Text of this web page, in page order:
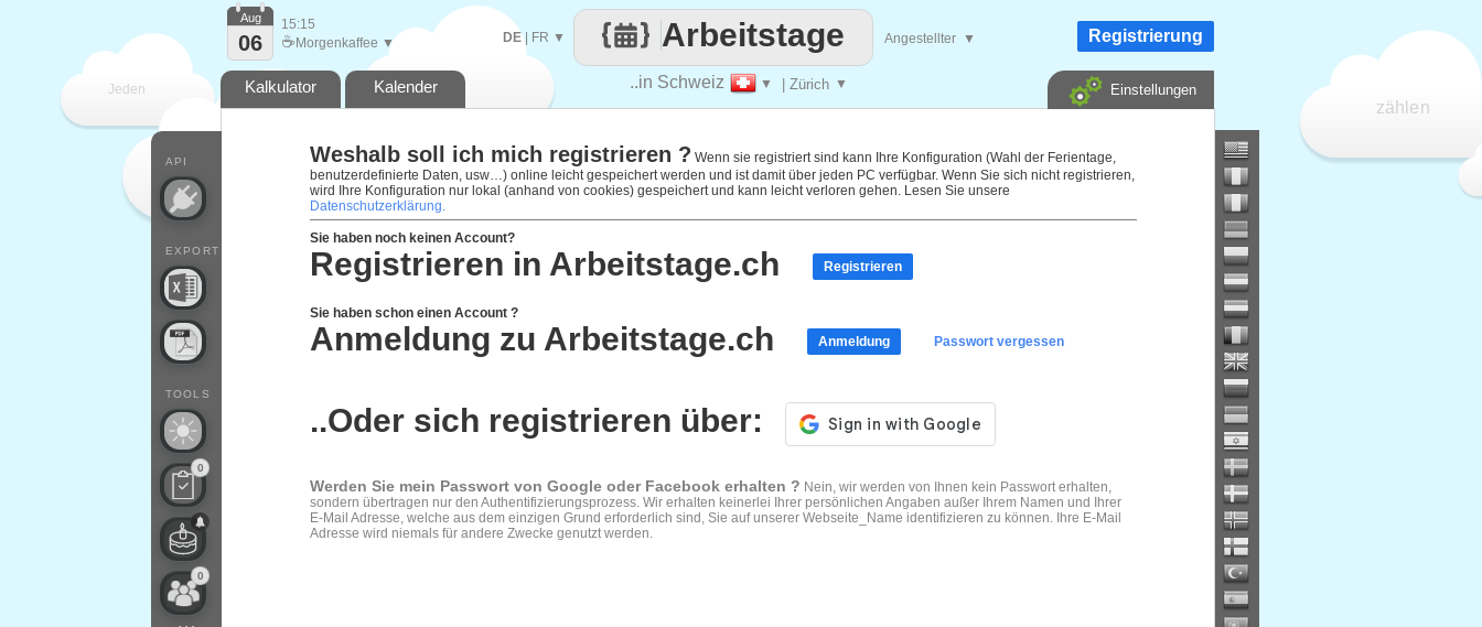
Jeden
zählen
..in Schweiz ▼ | Zürich ▼
Arbeitstage
DE| FR ▼ Angestellter ▼
API
EXPORT
TOOLS
0
0
...
Aug
06
15:15
☕ Morgenkaffee ▼ Registrierung
Kalkulator Kalender Einstellungen
Weshalb soll ich mich registrieren ? Wenn sie registriert sind kann Ihre Konfiguration (Wahl der Ferientage,
benutzerdefinierte Daten, usw…) online leicht gespeichert werden und ist damit über jeden PC verfügbar. Wenn Sie sich nicht registrieren,
wird Ihre Konfiguration nur lokal (anhand von cookies) gespeichert und kann leicht verloren gehen. Lesen Sie unsere
Datenschutzerklärung.
Sie haben noch keinen Account?
Registrieren in Arbeitstage.ch Registrieren
Sie haben schon einen Account ?
Anmeldung zu Arbeitstage.ch Anmeldung Passwort vergessen
..Oder sich registrieren über:
Werden Sie mein Passwort von Google oder Facebook erhalten ? Nein, wir werden von Ihnen kein Passwort erhalten,
sondern übertragen nur den Authentifizierungsprozess. Wir erhalten keinerlei Ihrer persönlichen Angaben außer Ihrem Namen und Ihrer
E-Mail Adresse, welche aus dem einzigen Grund erforderlich sind, Sie auf unserer Webseite_Name identifizieren zu können. Ihre E-Mail
Adresse wird niemals für andere Zwecke genutzt werden.